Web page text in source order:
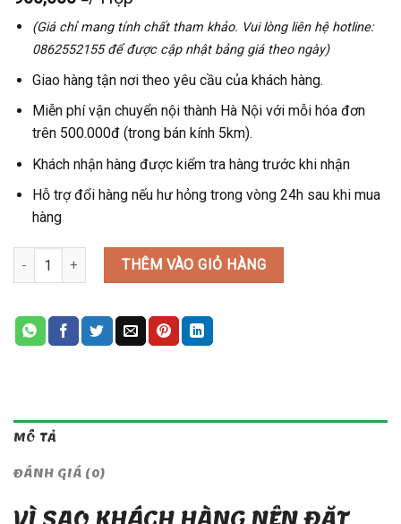
(Giá chỉ mang tính chất tham khảo. Vui lòng liên hệ hotline:
0862552155 để được cập nhật bảng giá theo ngày)
Giao hàng tận nơi theo yêu cầu của khách hàng.
Miễn phí vận chuyển nội thành Hà Nội với mỗi hóa đơn
trên 500.000đ (trong bán kính 5km).
Khách nhận hàng được kiểm tra hàng trước khi nhận
Hỗ trợ đổi hàng nếu hư hỏng trong vòng 24h sau khi mua
hàng
MẪU HỘP QUÀ 10 số lượngTHÊM VÀO GIỎ HÀNG
MÔ TẢ
ĐÁNH GIÁ (0)